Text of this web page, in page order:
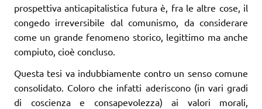
prospettiva anticapitalistica futura è, fra le altre cose, il
congedo irreversibile dal comunismo, da considerare
come un grande fenomeno storico, legittimo ma anche
compiuto, cioè concluso.
Questa tesi va indubbiamente contro un senso comune
consolidato. Coloro che infatti aderiscono (in vari gradi
di coscienza e consapevolezza) ai valori morali,